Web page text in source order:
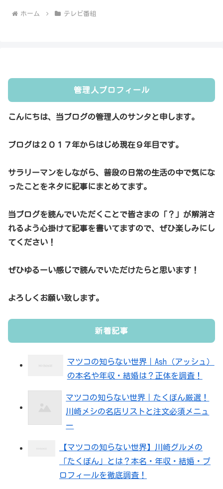
ホーム テレビ番組
管理人プロフィール
こんにちは、当ブログの管理人のサンタと申します。
ブログは２０１７年からはじめ現在９年目です。
サラリーマンをしながら、普段の日常の生活の中で気にな
ったことをネタに記事にまとめてます。
当ブログを読んでいただくことで皆さまの「？」が解消さ
れるよう心掛けて記事を書いてますので、ぜひ楽しみにし
てください！
ぜひゆるーい感じで読んでいただけたらと思います！
よろしくお願い致します。
新着記事
マツコの知らない世界｜Ash（アッシュ）
の本名や年収・結婚は？正体を調査！
マツコの知らない世界｜たくぽん厳選！
川崎メシの名店リストと注文必須メニュ
ー
【マツコの知らない世界】川崎グルメの
「たくぽん」とは？本名・年収・結婚・プ
ロフィールを徹底調査！